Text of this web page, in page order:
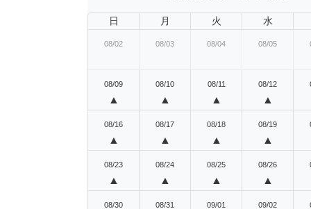
日 月 火 水
08/02 08/03 08/04 08/05
08/09
▲
08/10
▲
08/11
▲
08/12
▲
08/16
▲
08/17
▲
08/18
▲
08/19
▲
08/23
▲
08/24
▲
08/25
▲
08/26
▲
08/30 08/31 09/01 09/02